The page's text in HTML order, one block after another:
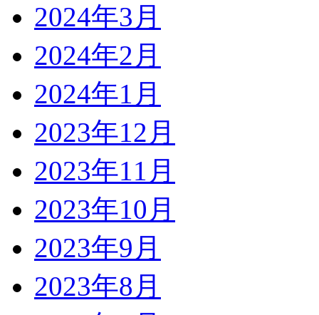
2024年3月
2024年2月
2024年1月
2023年12月
2023年11月
2023年10月
2023年9月
2023年8月